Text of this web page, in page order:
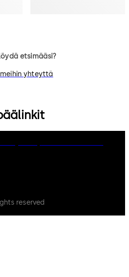
etsimääsi?
yhteyttä
reserved